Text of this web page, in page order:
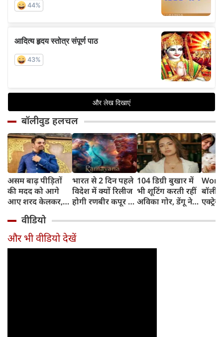
बॉलीवुड हलचल
असम बाढ़ पीड़ितों
की मदद को आगे
आए शरद केलकर,
साथ की भावुक
अपील
भारत से 2 दिन पहले
विदेश में क्यों रिलीज
होगी रणबीर कपूर की
मल्होत्रा ने बताया
रिलीज प्लान
104 डिग्री बुखार में
भी शूटिंग करती रहीं
अविका गोर, डेंगू ने
अस्पताल में भर्ती
प्यार
वीडियो
और भी वीडियो देखें